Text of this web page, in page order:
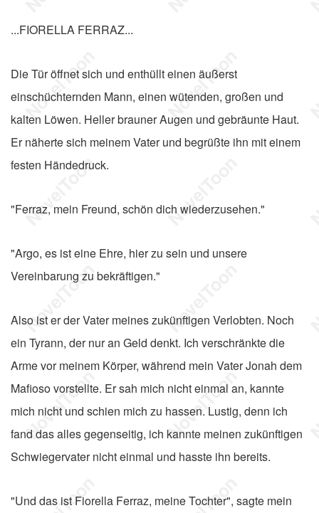
...FIORELLA FERRAZ...
Die Tür öffnet sich und enthüllt einen äußerst
einschüchternden Mann, einen wütenden, großen und
kalten Löwen. Heller brauner Augen und gebräunte Haut.
Er näherte sich meinem Vater und begrüßte ihn mit einem
festen Händedruck.
"Ferraz, mein Freund, schön dich wiederzusehen."
"Argo, es ist eine Ehre, hier zu sein und unsere
Vereinbarung zu bekräftigen."
Also ist er der Vater meines zukünftigen Verlobten. Noch
ein Tyrann, der nur an Geld denkt. Ich verschränkte die
Arme vor meinem Körper, während mein Vater Jonah dem
Mafioso vorstellte. Er sah mich nicht einmal an, kannte
mich nicht und schien mich zu hassen. Lustig, denn ich
fand das alles gegenseitig, ich kannte meinen zukünftigen
Schwiegervater nicht einmal und hasste ihn bereits.
"Und das ist Fiorella Ferraz, meine Tochter", sagte mein